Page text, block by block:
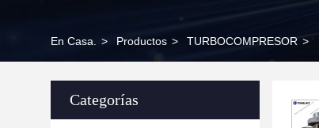
En Casa. > Productos > TURBOCOMPRESOR >
Categorías